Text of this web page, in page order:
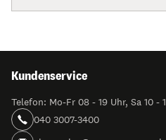
Kundenservice
Telefon: Mo-Fr 08 - 19 Uhr, Sa 10 -
040 3007-3400